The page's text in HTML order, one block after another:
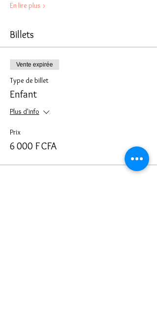
En lire plus >
Billets
Vente expirée
Type de billet
Enfant
Plus d'info
Prix
6 000 F CFA